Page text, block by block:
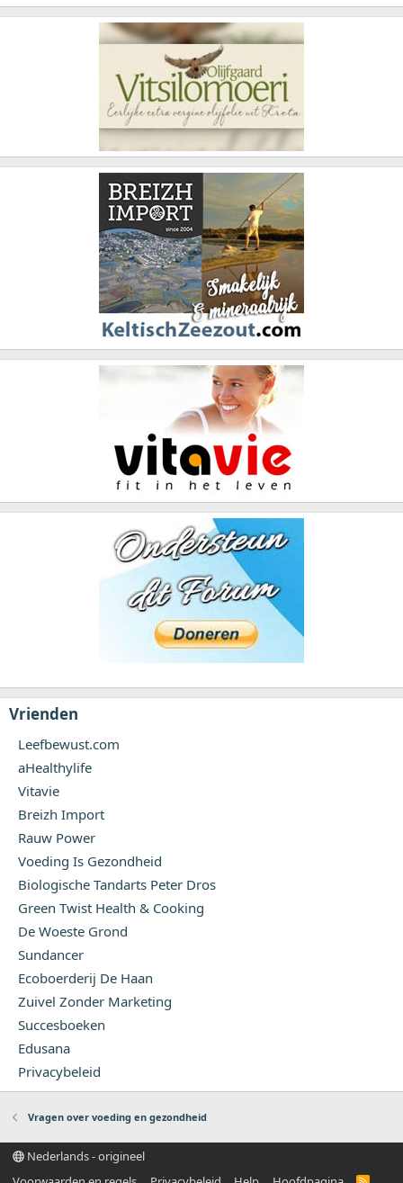
Vrienden
Leefbewust.com
aHealthylife
Vitavie
Breizh Import
Rauw Power
Voeding Is Gezondheid
Biologische Tandarts Peter Dros
Green Twist Health & Cooking
De Woeste Grond
Sundancer
Ecoboerderij De Haan
Zuivel Zonder Marketing
Succesboeken
Edusana
Privacybeleid
Vragen over voeding en gezondheid
Nederlands - origineel
R